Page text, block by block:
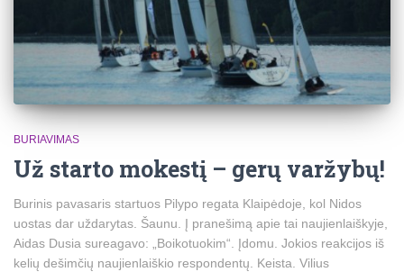
BURIAVIMAS
Už starto mokestį – gerų varžybų!
Burinis pavasaris startuos Pilypo regata Klaipėdoje, kol Nidos
uostas dar uždarytas. Šaunu. Į pranešimą apie tai naujienlaiškyje,
Aidas Dusia sureagavo: „Boikotuokim“. Įdomu. Jokios reakcijos iš
kelių dešimčių naujienlaiškio respondentų. Keista. Vilius